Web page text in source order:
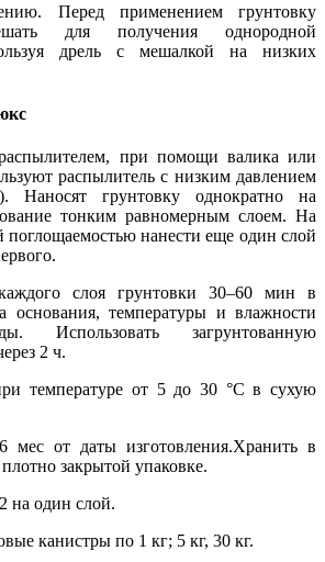
Перед применением грунтовку
для получения однородной
дрель с мешалкой на низких
при помощи валика или
распылитель с низким давлением
Наносят грунтовку однократно на
тонким равномерным слоем. На
поглощаемостью нанести еще один слой
слоя грунтовки 30–60 мин в
основания, температуры и влажности
Использовать загрунтованную
2 ч.
температуре от 5 до 30 °С в сухую
мес от даты изготовления.Хранить в
закрытой упаковке.
на один слой.
канистры по 1 кг; 5 кг, 30 кг.